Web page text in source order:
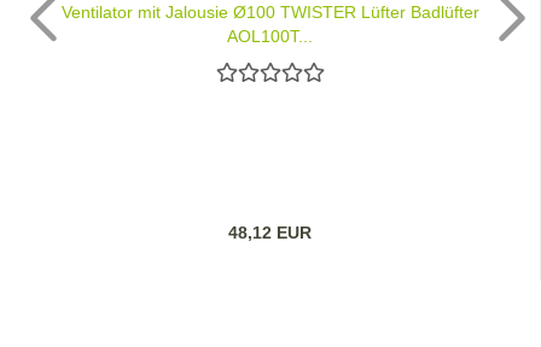
Ventilator mit Jalousie Ø100 TWISTER Lüfter Badlüfter
AOL100T...
48,12 EUR